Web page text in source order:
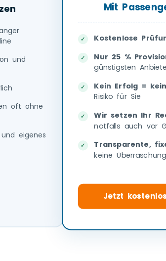
und
oft ohne
eigenes
Mit
Kostenlose
Nur 25 %
günstigsten
Kein Erfolg =
Risiko für Sie
Wir setzen Ihr
notfalls auch vor
Transparente,
keine
Jetzt